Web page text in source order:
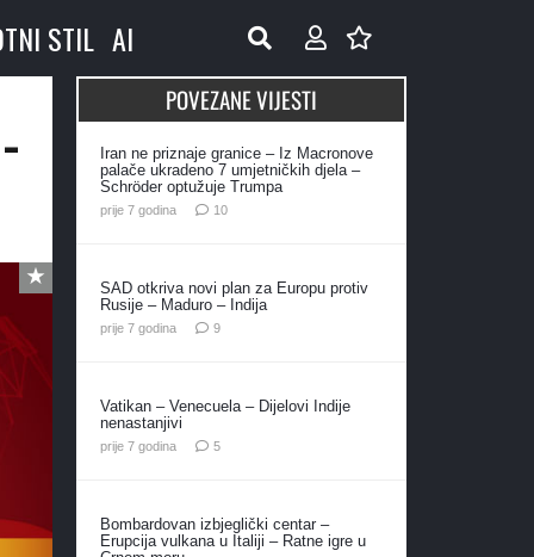
STIL AI
POVEZANE VIJESTI
Iran ne priznaje granice – Iz Macronove
palače ukradeno 7 umjetničkih djela –
Schröder optužuje Trumpa
prije 7 godina 10komentara
SAD otkriva novi plan za Europu protiv
Rusije – Maduro – Indija
prije 7 godina 9komentara
Vatikan – Venecuela – Dijelovi Indije
nenastanjivi
prije 7 godina 5komentara
Bombardovan izbjeglički centar –
Erupcija vulkana u Italiji – Ratne igre u